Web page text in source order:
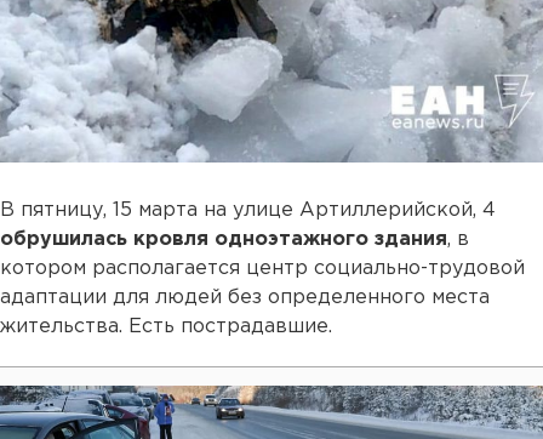
В пятницу, 15 марта на улице Артиллерийской, 4
обрушилась кровля одноэтажного здания, в
котором располагается центр социально-трудовой
адаптации для людей без определенного места
жительства. Есть пострадавшие.